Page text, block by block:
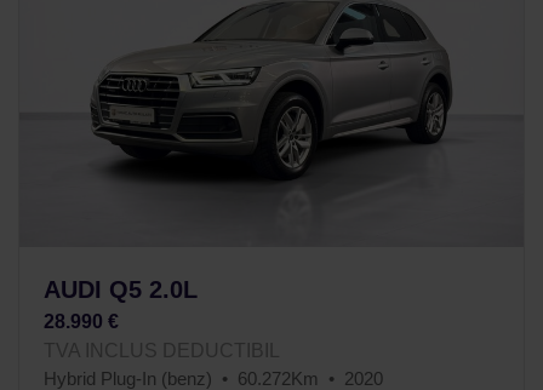
AUDI Q5 2.0L
28.990 €
TVA INCLUS DEDUCTIBIL
Hybrid Plug-In (benz)
60.272Km 2020